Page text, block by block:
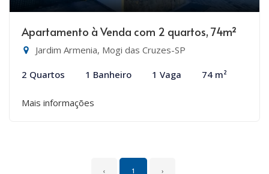
Apartamento à Venda com 2 quartos, 74m²
Jardim Armenia, Mogi das Cruzes-SP
2 Quartos 1 Banheiro 1 Vaga 74 m²
Mais informações
‹ 1 ›